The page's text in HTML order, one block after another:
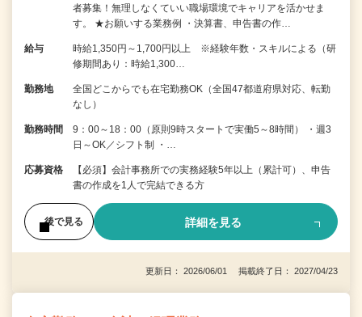
者募集！無理しなくていい職場環境でキャリアを活かせま
す。 ★お願いする業務例 ・決算書、申告書の作…
給与
時給1,350円～1,700円以上 ※経験年数・スキルによる（研
修期間あり：時給1,300…
勤務地
全国どこからでも在宅勤務OK（全国47都道府県対応、転勤
なし）
勤務時間
9：00～18：00（原則9時スタートで実働5～8時間） ・週3
日～OK／シフト制 ・…
応募資格
【必須】会計事務所での実務経験5年以上（累計可）、申告
書の作成を1人で完結できる方
後で見る 詳細を見る
更新日： 2026/06/01 掲載終了日： 2027/04/23